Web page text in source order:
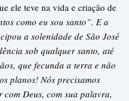
ele teve na vida e criação de
como eu sou santo”. E a
a solenidade de São José
sob qualquer santo, até
que fecunda a terra e não
planos! Nós precisamos
Deus, com sua palavra,